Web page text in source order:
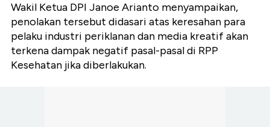
Wakil Ketua DPI Janoe Arianto menyampaikan,
penolakan tersebut didasari atas keresahan para
pelaku industri periklanan dan media kreatif akan
terkena dampak negatif pasal-pasal di RPP
Kesehatan jika diberlakukan.